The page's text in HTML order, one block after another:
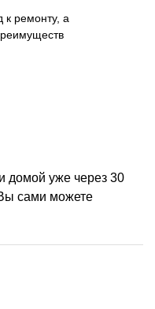
к ремонту, а
домой уже через 30
сами можете